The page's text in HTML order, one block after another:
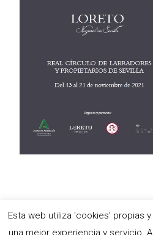
Copyright © Antigua e Ilustre
Esta web utiliza 'cookies' propias
una mejor experiencia y servicio.